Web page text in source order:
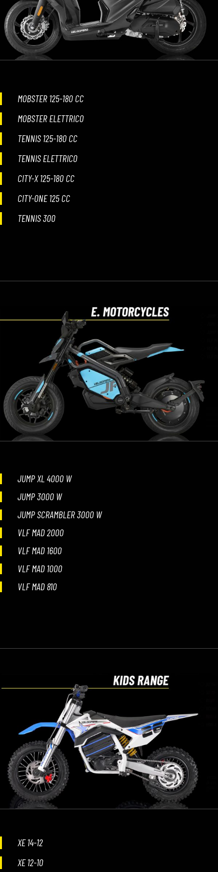
CONTATTI
SHOP
MOBSTER 125-180 CC
MOBSTER ELETTRICO
TENNIS 125-180 CC
TENNIS ELETTRICO
CITY-X 125-180 CC
CITY-ONE 125 CC
TENNIS 300
JUMP XL 4000 W
JUMP 3000 W
JUMP SCRAMBLER 3000 W
VLF MAD 2000
VLF MAD 1600
VLF MAD 1000
VLF MAD 810
XE 14-12
XE 12-10